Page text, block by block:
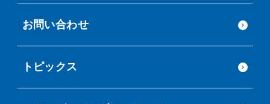
お問い合わせ
トピックス